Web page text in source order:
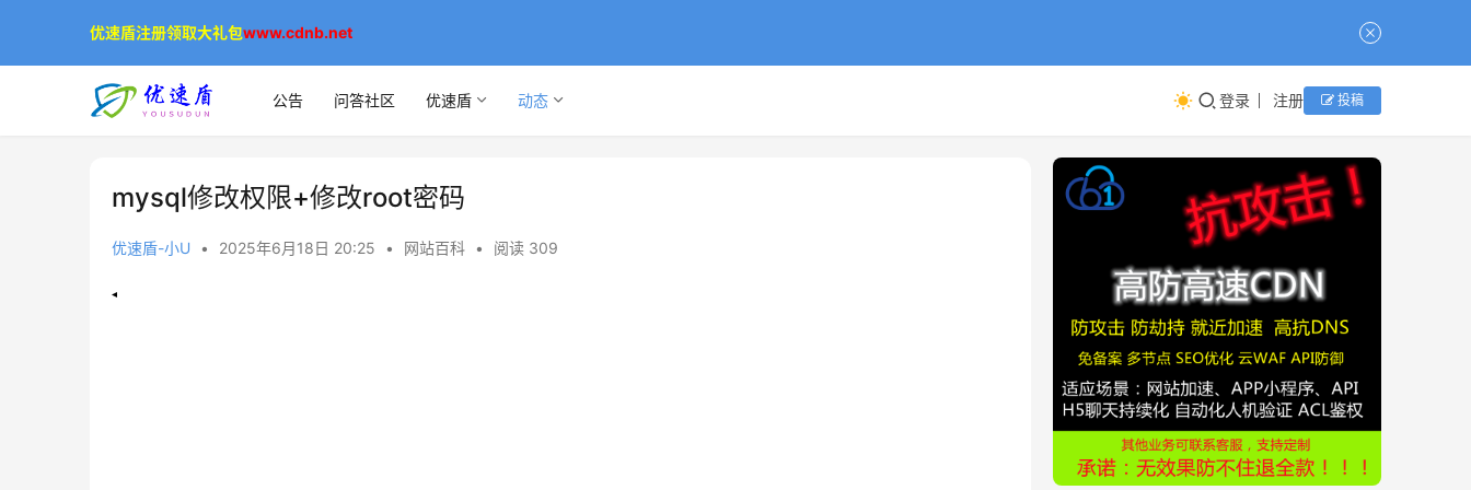
公告 问答社区 优速盾 动态 登录 注册 投稿
mysql修改权限+修改root密码
优速盾-小U • 2025年6月18日 20:25 • 网站百科 • 阅读 309
优速盾注册领取大礼包www.cdnb.net